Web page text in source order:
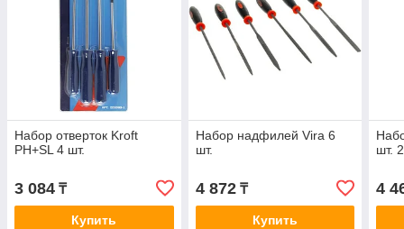
Набор отверток Kroft
PH+SL 4 шт.
3 084 ₸
Купить
Набор надфилей Vira 6
шт.
4 872₸
Купить
шт.
4